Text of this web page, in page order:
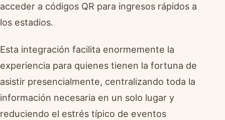
acceder a códigos QR para ingresos rápidos a
los estadios.
Esta integración facilita enormemente la
experiencia para quienes tienen la fortuna de
asistir presencialmente, centralizando toda la
información necesaria en un solo lugar y
reduciendo el estrés típico de eventos